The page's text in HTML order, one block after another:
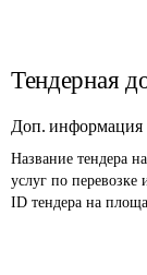
Тендерная
Доп. информация
Название тендера
услуг по перевозке
ID тендера на